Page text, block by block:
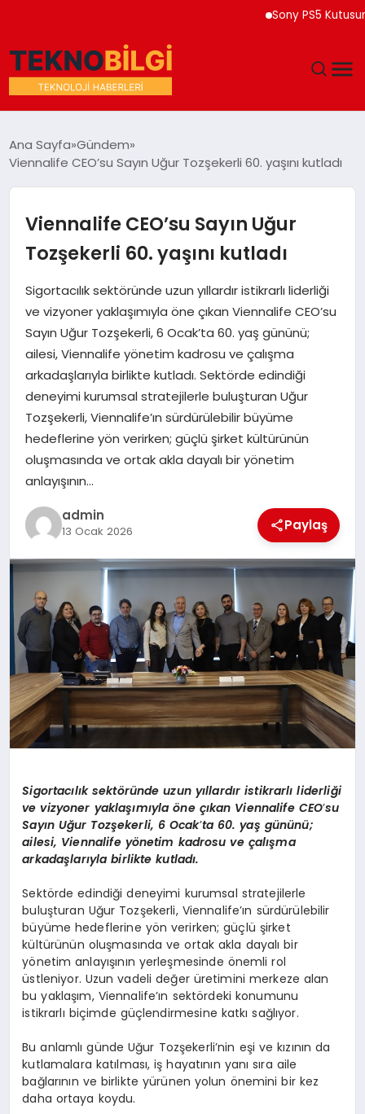
Sony PS5 Kutusuna
EĞITIM
EKONOMI
MAGAZIN
SAĞLIK
SIYASET
SPOR
TEKNOLOJI
YAŞAM
Ana Sayfa Gündem
Viennalife CEO’su Sayın Uğur Tozşekerli 60. yaşını kutladı
Viennalife CEO’su Sayın Uğur
Tozşekerli 60. yaşını kutladı
Sigortacılık sektöründe uzun yıllardır istikrarlı liderliği
ve vizyoner yaklaşımıyla öne çıkan Viennalife CEO’su
Sayın Uğur Tozşekerli, 6 Ocak’ta 60. yaş gününü;
ailesi, Viennalife yönetim kadrosu ve çalışma
arkadaşlarıyla birlikte kutladı. Sektörde edindiği
deneyimi kurumsal stratejilerle buluşturan Uğur
Tozşekerli, Viennalife’ın sürdürülebilir büyüme
hedeflerine yön verirken; güçlü şirket kültürünün
oluşmasında ve ortak akla dayalı bir yönetim
anlayışının…
admin
13 Ocak 2026 Paylaş
Sigortacılık sektöründe uzun yıllardır istikrarlı liderliği
ve vizyoner yaklaşımıylaöne çıkan Viennalife CEO’su
Sayın Uğur Tozşekerli, 6 Ocak’ta 60. yaş gününü;
ailesi, Viennalife yönetim kadrosu ve çalışma
arkadaşlarıyla birlikte kutladı.
Sektörde edindiği deneyimi kurumsal stratejilerle
buluşturan Uğur Tozşekerli, Viennalife’ın sürdürülebilir
büyüme hedeflerine yön verirken; güçlü şirket
kültürünün oluşmasında ve ortak akla dayalı bir
yönetim anlayışının yerleşmesinde önemli rol
üstleniyor. Uzun vadeli değer üretimini merkeze alan
bu yaklaşım, Viennalife’ın sektördeki konumunu
istikrarlı biçimde güçlendirmesine katkı sağlıyor.
Bu anlamlı günde Uğur Tozşekerli’nin eşi ve kızının da
kutlamalara katılması, iş hayatının yanı sıra aile
bağlarının ve birlikte yürünen yolun önemini bir kez
daha ortaya koydu.